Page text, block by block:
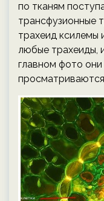
по тканям
трансфузионные
трахеид ксилемы
любые трахеиды,
главном фото